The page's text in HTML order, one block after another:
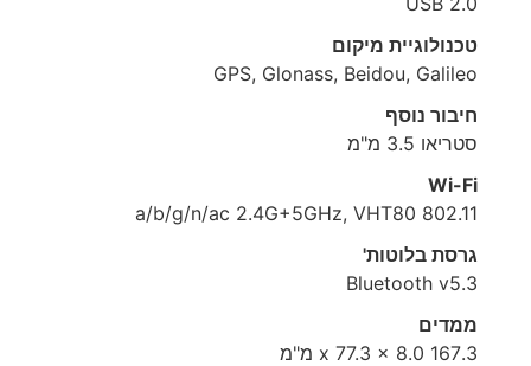
טכנולוגיית מיקום
GPS, Glonass, Beidou, Galileo
חיבור נוסף
סטריאו 3.5 מ"מ
Wi-Fi
802.11 a/b/g/n/ac 2.4G+5GHz, VHT80
גרסת בלוטות'
Bluetooth v5.3
ממדים
167.3 x 77.3 x 8.0 מ"מ